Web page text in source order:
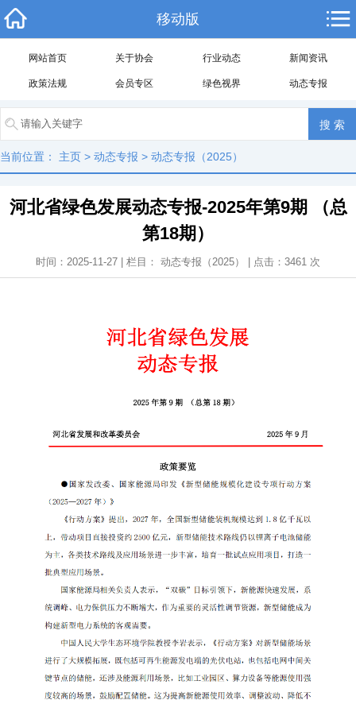
移动版
网站首页 关于协会 行业动态 新闻资讯
政策法规 会员专区 绿色视界 动态专报
当前位置： 主页 > 动态专报 > 动态专报（2025）
河北省绿色发展动态专报-2025年第9期 （总
第18期）
时间：2025-11-27 | 栏目： 动态专报（2025） | 点击： 3461 次